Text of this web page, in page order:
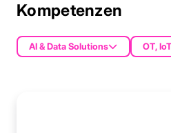
Kompetenzen
AI & Data Solutions OT,